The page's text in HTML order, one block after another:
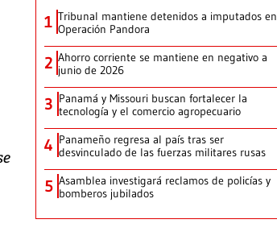
1 Tribunal mantiene detenidos a imputados en
Operación Pandora
2 Ahorro corriente se mantiene en negativo a
junio de 2026
3 Panamá y Missouri buscan fortalecer la
tecnología y el comercio agropecuario
4 Panameño regresa al país tras ser
desvinculado de las fuerzas militares rusas
5 Asamblea investigará reclamos de policías y
bomberos jubilados